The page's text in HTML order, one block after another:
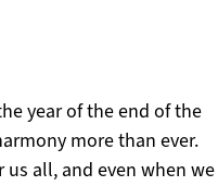
year of the end of the
more than ever.
all, and even when we